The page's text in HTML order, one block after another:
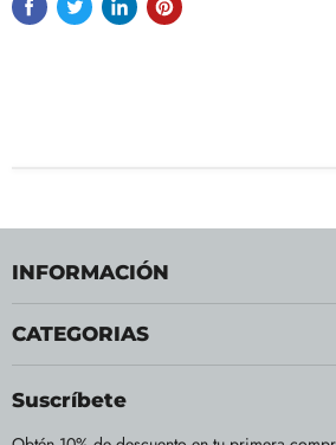
INFORMACIÓN
CATEGORIAS
Suscríbete